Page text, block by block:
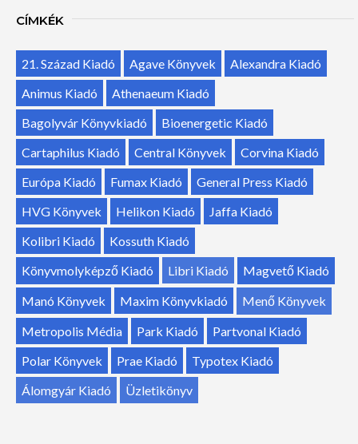
CÍMKÉK
21. Század Kiadó Agave Könyvek
Alexandra Kiadó
Animus Kiadó
Athenaeum Kiadó
Bagolyvár Könyvkiadó
Bioenergetic Kiadó
Cartaphilus Kiadó
Central Könyvek
Corvina Kiadó
Európa Kiadó
Fumax Kiadó
General Press Kiadó
HVG Könyvek
Helikon Kiadó
Jaffa Kiadó
Kolibri Kiadó
Kossuth Kiadó
Könyvmolyképző Kiadó
Libri Kiadó
Magvető Kiadó
Manó Könyvek
Maxim Könyvkiadó
Menő Könyvek
Metropolis Média
Park Kiadó
Partvonal Kiadó
Polar Könyvek
Prae Kiadó
Typotex Kiadó
Álomgyár Kiadó
Üzletikönyv